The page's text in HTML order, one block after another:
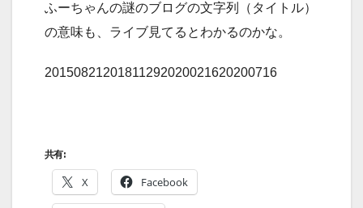
ふーちゃんの謎のブログの文字列（タイトル）
の意味も、ライブ見てるとわかるのかな。
20150821201811292020021620200716
共有:
X Facebook